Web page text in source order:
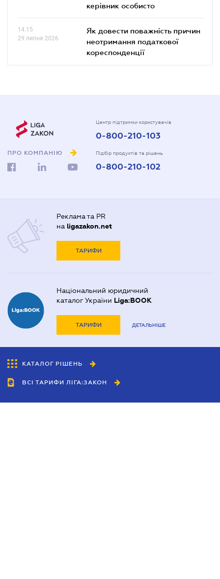
керівник особисто
14.15
29 липня 2026
Як довести поважність причин
неотримання податкової
кореспонденції
ПРО КОМПАНІЮ
Центр підтримки користувачів
0-800-210-103
Підбір продуктів та рішень
0-800-210-102
Реклама та PR
на ligazakon.net
ТАРИФИ
Національний юридичний
каталог України Liga:BOOK
ТАРИФИ ДЕТАЛЬНІШЕ
КАТАЛОГ РІШЕНЬ
ВСІ ТАРИФИ ЛІГА:ЗАКОН